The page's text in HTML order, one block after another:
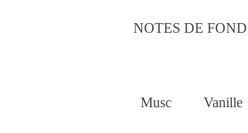
NOTES DE FOND
Musc Vanille